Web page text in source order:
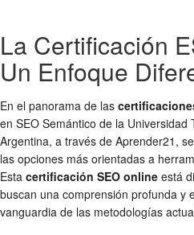
La Certificación
Un Enfoque
En el panorama de las
en SEO Semántico de la Universidad
Argentina, a través de Aprender21,
las opciones más orientadas a
Esta certificación SEO online está
buscan una comprensión profunda y
vanguardia de las metodologías